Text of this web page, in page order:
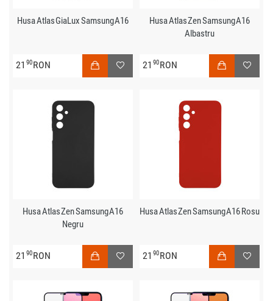
Husa Atlas GiaLux Samsung A16
21 90RON
Husa Atlas Zen Samsung A16
Albastru
21 90RON
Husa Atlas Zen Samsung A16
Negru
21 90RON
Husa Atlas Zen Samsung A16 Rosu
21 90RON